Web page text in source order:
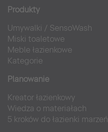
Produkty
Umywalki / SensoWash
Miski toaletowe
Meble łazienkowe
Kategorie
Planowanie
Kreator łazienkowy
Wiedza o materiałach
5 kroków do łazienki marzeń